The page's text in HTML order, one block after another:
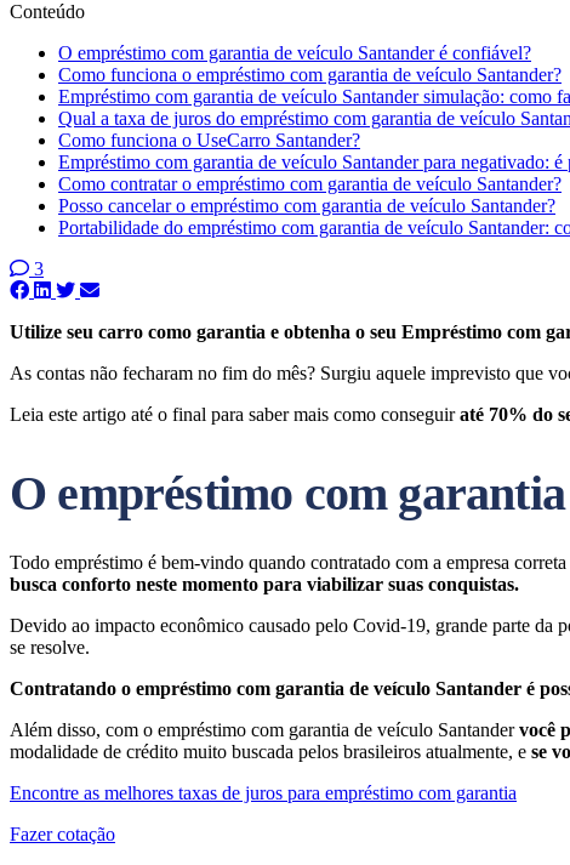
Conteúdo
O empréstimo com garantia de veículo Santander é confiável?
Como funciona o empréstimo com garantia de veículo Santander?
Empréstimo com garantia de veículo Santander simulação: como
Qual a taxa de juros do empréstimo com garantia de veículo
Como funciona o UseCarro Santander?
Empréstimo com garantia de veículo Santander para negativado: é
Como contratar o empréstimo com garantia de veículo Santander?
Posso cancelar o empréstimo com garantia de veículo Santander?
Portabilidade do empréstimo com garantia de veículo Santander:
3
Utilize seu carro como garantia e obtenha o seu Empréstimo com
As contas não fecharam no fim do mês? Surgiu aquele imprevisto que
Leia este artigo até o final para saber mais como conseguiraté 70% do
O empréstimo com
Todo empréstimo é bem-vindo quando contratado com a empresa
busca conforto neste momento para viabilizar suas conquistas.
Devido ao impacto econômico causado pelo Covid-19, grande parte da
se resolve.
Contratando o empréstimo com garantia de veículo Santander é
Além disso, com o empréstimo com garantia de veículo Santandervocê
modalidade de crédito muito buscada pelos brasileiros atualmente, e se
Encontre as melhores taxas de juros para empréstimo com garantia
Fazer cotação